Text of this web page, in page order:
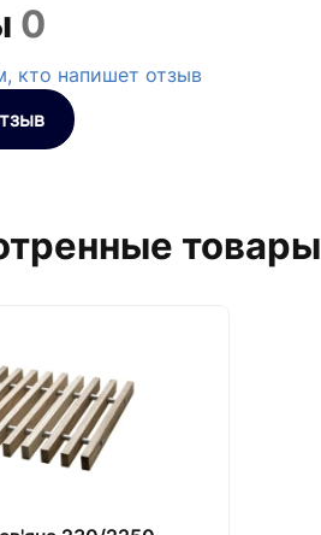
0
кто напишет отзыв
товары